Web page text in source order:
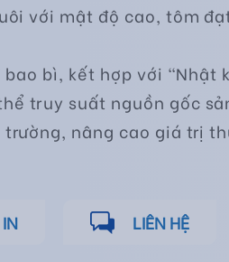
với mật độ cao, tôm
bì, kết hợp với “Nhật
truy suất nguồn gốc
nâng cao giá trị
IN LIÊN HỆ